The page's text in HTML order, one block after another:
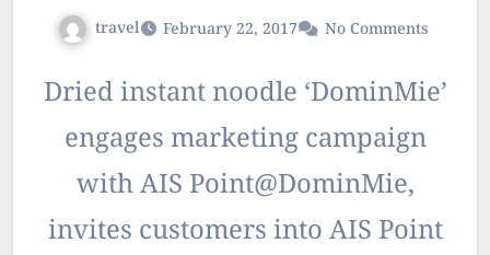
travel February 22, 2017 No Comments
Dried instant noodle ‘DominMie’
engages marketing campaign
with AIS Point@DominMie,
invites customers into AIS Point